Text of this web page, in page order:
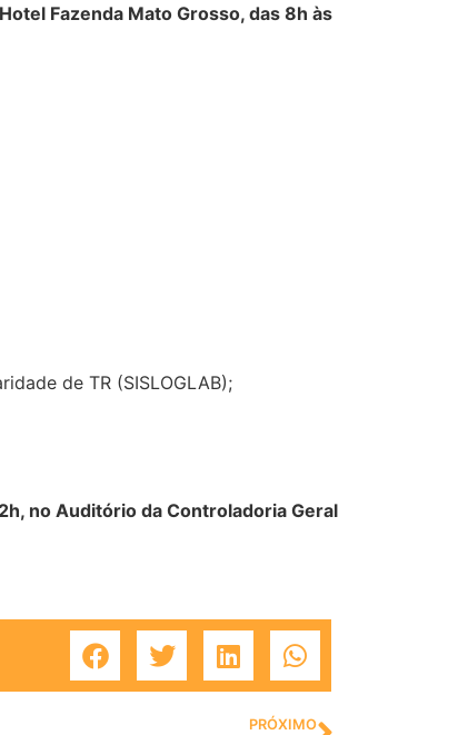
Fazenda Mato Grosso, das 8h às
de TR (SISLOGLAB);
no Auditório da Controladoria Geral
PRÓXIMO